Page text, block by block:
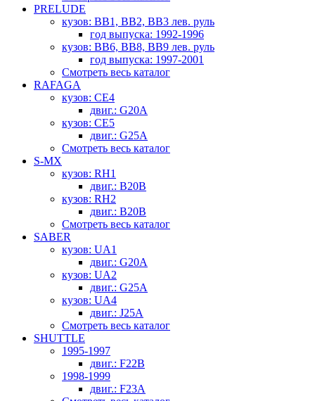
PRELUDE
кузов: BB1, BB2, BB3 лев. руль
год выпуска: 1992-1996
кузов: BB6, BB8, BB9 лев. руль
год выпуска: 1997-2001
Смотреть весь каталог
RAFAGA
кузов: CE4
двиг.: G20A
кузов: CE5
двиг.: G25A
Смотреть весь каталог
S-MX
кузов: RH1
двиг.: B20B
кузов: RH2
двиг.: B20B
Смотреть весь каталог
SABER
кузов: UA1
двиг.: G20A
кузов: UA2
двиг.: G25A
кузов: UA4
двиг.: J25A
Смотреть весь каталог
SHUTTLE
1995-1997
двиг.: F22B
1998-1999
двиг.: F23A